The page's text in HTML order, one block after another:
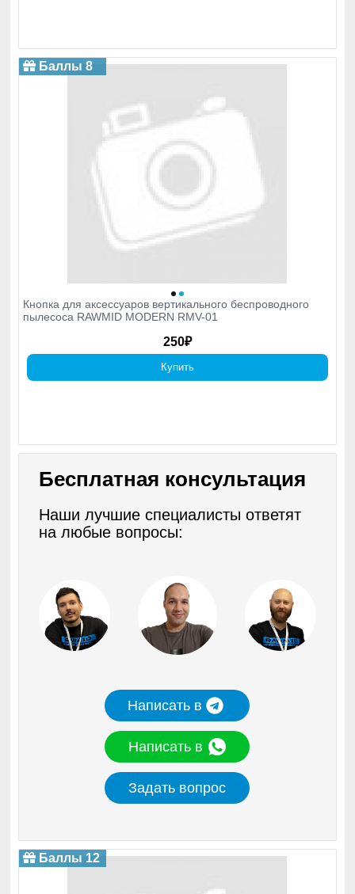
Кнопка для аксессуаров вертикального беспроводного
пылесоса RAWMID MODERN RMV-01
250₽
Баллы 8
Купить
Бесплатная консультация
Наши лучшие специалисты ответят
на любые вопросы:
Написать в
Написать в
Задать вопрос
Баллы 12